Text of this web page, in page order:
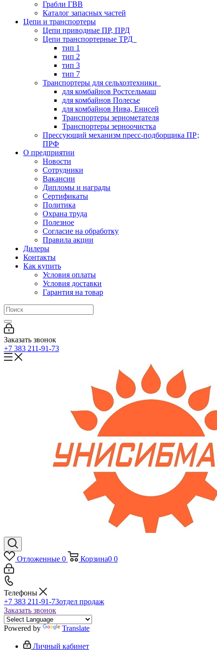
Грабли ГВВ
Каталог запасных частей
Цепи и транспортеры
Цепи приводные ПР, ПРД
Цепи транспортерные ТРД
тип 1
тип 2
тип 3
тип 7
Транспортеры для сельхозтехники
для комбайнов Ростсельмаш
для комбайнов Полесье
для комбайнов Нива, Енисей
Транспортеры зернометателя
Транспортеры зерноочистка
Прессующий механизм пресс-подборщика ПР;
ПРФ
О предприятии
Новости
Сотрудники
Вакансии
Дипломы и награды
Сертификаты
Политика
Охрана труда
Полезное
Согласие на обработку
Правила акции
Дилеры
Контакты
Как купить
Условия оплаты
Условия доставки
Гарантия на товар
Заказать звонок
+7 383 211-91-73
Отложенные 0 Корзина0 0
Телефоны
+7 383 211-91-73отдел продаж
Заказать звонок
Powered by Translate
Личный кабинет